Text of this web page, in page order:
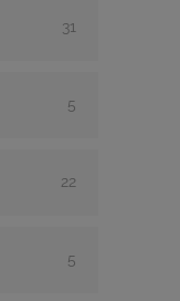
31
5
22
5